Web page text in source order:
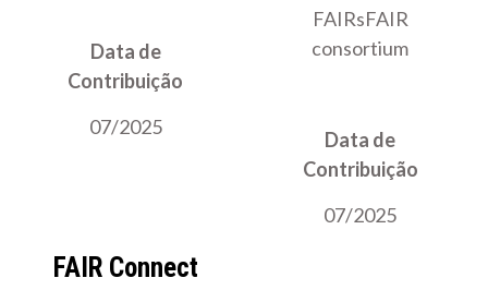
Data de
Contribuição
07/2025
FAIRsFAIR
consortium
Data de
Contribuição
07/2025
FAIR Connect